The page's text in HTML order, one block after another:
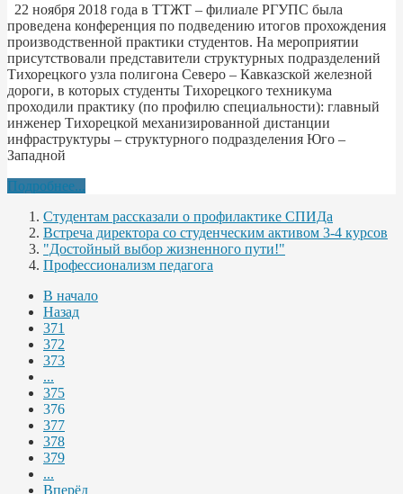
22 ноября 2018 года в ТТЖТ – филиале РГУПС была
проведена конференция по подведению итогов прохождения
производственной практики студентов. На мероприятии
присутствовали представители структурных подразделений
Тихорецкого узла полигона Северо – Кавказской железной
дороги, в которых студенты Тихорецкого техникума
проходили практику (по профилю специальности): главный
инженер Тихорецкой механизированной дистанции
инфраструктуры – структурного подразделения Юго –
Западной
Подробнее...
Студентам рассказали о профилактике СПИДа
Встреча директора со студенческим активом 3-4 курсов
"Достойный выбор жизненного пути!"
Профессионализм педагога
В начало
Назад
371
372
373
...
375
376
377
378
379
...
Вперёд